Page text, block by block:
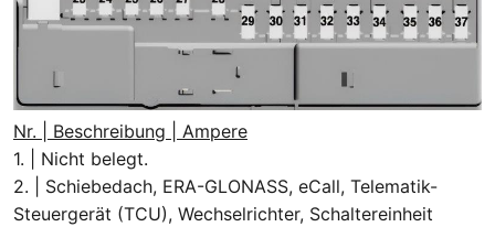
Nr. | Beschreibung | Ampere
1. | Nicht belegt.
2. | Schiebedach, ERA-GLONASS, eCall, Telematik-
Steuergerät (TCU), Wechselrichter, Schaltereinheit